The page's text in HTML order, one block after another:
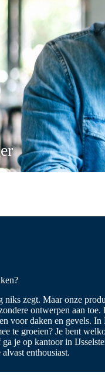
niks zegt. Maar onze
ontwerpen aan
voor daken en gevels.
te groeien? Je bent
je op kantoor in
enthousiast.